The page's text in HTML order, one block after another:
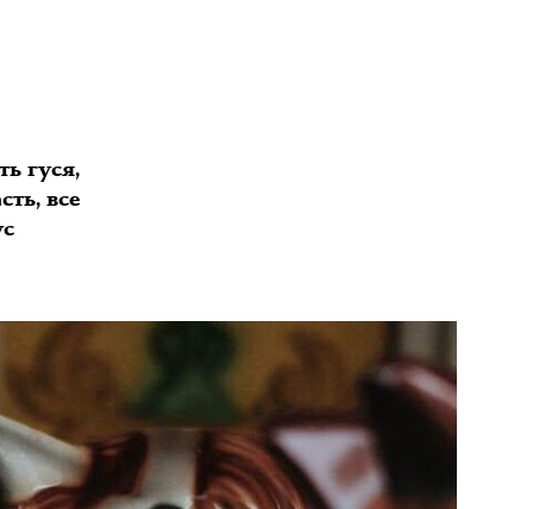
гуся,
все